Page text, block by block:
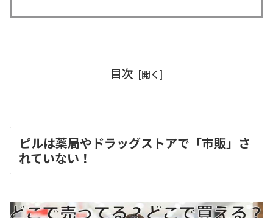
目次
ピルは薬局やドラッグストアで「市販」さ
れていない！